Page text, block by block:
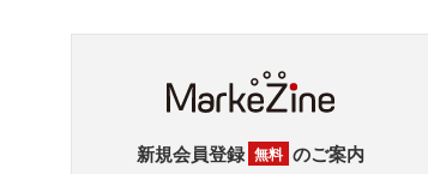
新規会員登録 無料 のご案内